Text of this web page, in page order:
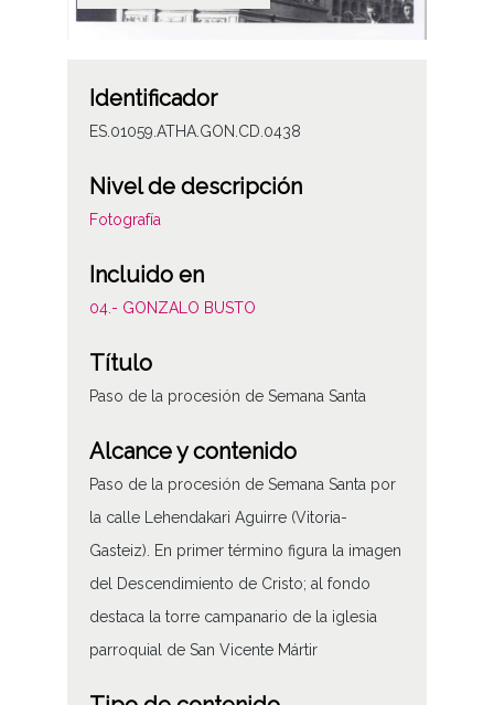
Identificador
ES.01059.ATHA.GON.CD.0438
Nivel de descripción
Fotografía
Incluido en
04.- GONZALO BUSTO
Título
Paso de la procesión de Semana Santa
Alcance y contenido
Paso de la procesión de Semana Santa por
la calle Lehendakari Aguirre (Vitoria-
Gasteiz). En primer término figura la imagen
del Descendimiento de Cristo; al fondo
destaca la torre campanario de la iglesia
parroquial de San Vicente Mártir